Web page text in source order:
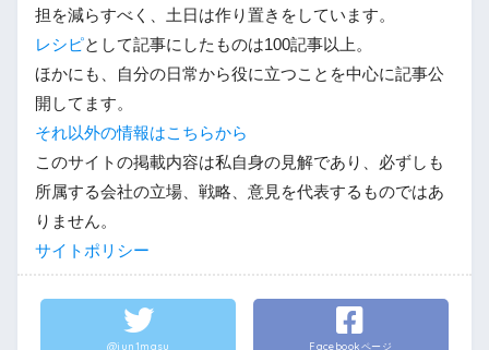
担を減らすべく、土日は作り置きをしています。
レシピとして記事にしたものは100記事以上。
ほかにも、自分の日常から役に立つことを中心に記事公
開してます。
それ以外の情報はこちらから
このサイトの掲載内容は私自身の見解であり、必ずしも
所属する会社の立場、戦略、意見を代表するものではあ
りません。
サイトポリシー
@jun1masu Facebookページ